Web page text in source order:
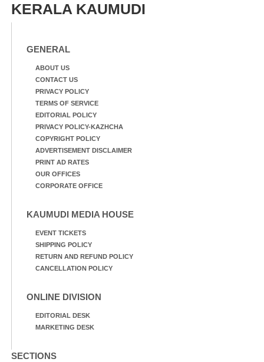
KERALA KAUMUDI
GENERAL
ABOUT US
CONTACT US
PRIVACY POLICY
TERMS OF SERVICE
EDITORIAL POLICY
PRIVACY POLICY-KAZHCHA
COPYRIGHT POLICY
ADVERTISEMENT DISCLAIMER
PRINT AD RATES
OUR OFFICES
CORPORATE OFFICE
KAUMUDI MEDIA HOUSE
EVENT TICKETS
SHIPPING POLICY
RETURN AND REFUND POLICY
CANCELLATION POLICY
ONLINE DIVISION
EDITORIAL DESK
MARKETING DESK
SECTIONS